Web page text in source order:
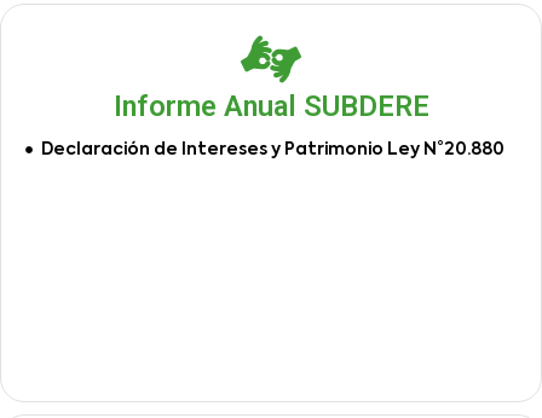
Informe Anual SUBDERE
Declaración de Intereses y Patrimonio Ley N°20.880